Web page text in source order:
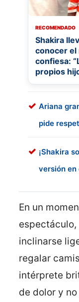
RECOMENDADO
Shakira
conocer el
confiesa:
propios
Ariana
pide
¡Shakira
versión en
En un
espectáculo,
inclinarse
regalar
intérprete
de dolor y